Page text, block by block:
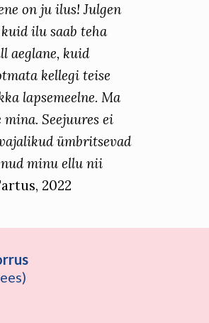
on ju ilus! Julgen
ilu saab teha
aeglane, kuid
kellegi teise
lapsemeelne. Ma
Seejuures ei
ümbritsevad
minu ellu nii
2022